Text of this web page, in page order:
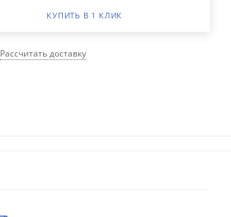
КУПИТЬ В 1 КЛИК
Рассчитать доставку